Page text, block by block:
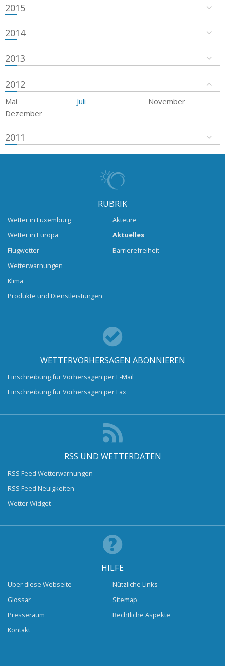
2015
2014
2013
2012
Mai Juli
November
Dezember
2011
RUBRIK
Wetter in Luxemburg
Wetter in Europa
Flugwetter
Wetterwarnungen
Klima
Produkte und Dienstleistungen
Akteure
Aktuelles
Barrierefreiheit
WETTERVORHERSAGEN ABONNIEREN
Einschreibung für Vorhersagen per E-Mail
Einschreibung für Vorhersagen per Fax
RSS UND WETTERDATEN
RSS Feed Wetterwarnungen
RSS Feed Neuigkeiten
Wetter Widget
HILFE
Über diese Webseite
Glossar
Presseraum
Kontakt
Nützliche Links
Sitemap
Rechtliche Aspekte